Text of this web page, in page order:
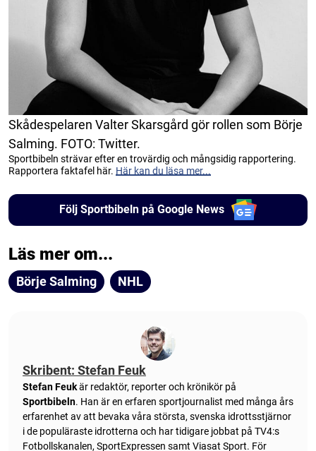
Skådespelaren Valter Skarsgård gör rollen som Börje
Salming. FOTO: Twitter.
Sportbibeln strävar efter en trovärdig och mångsidig rapportering.
Rapportera faktafel här. Här kan du läsa mer...
Följ Sportbibeln på Google News
Läs mer om...
Börje Salming NHL
Skribent: Stefan Feuk
Stefan Feukär redaktör, reporter och krönikör på
Sportbibeln. Han är en erfaren sportjournalist med många års
erfarenhet av att bevaka våra största, svenska idrottsstjärnor
i de populäraste idrotterna och har tidigare jobbat på TV4:s
Fotbollskanalen, SportExpressen samt Viasat Sport. För